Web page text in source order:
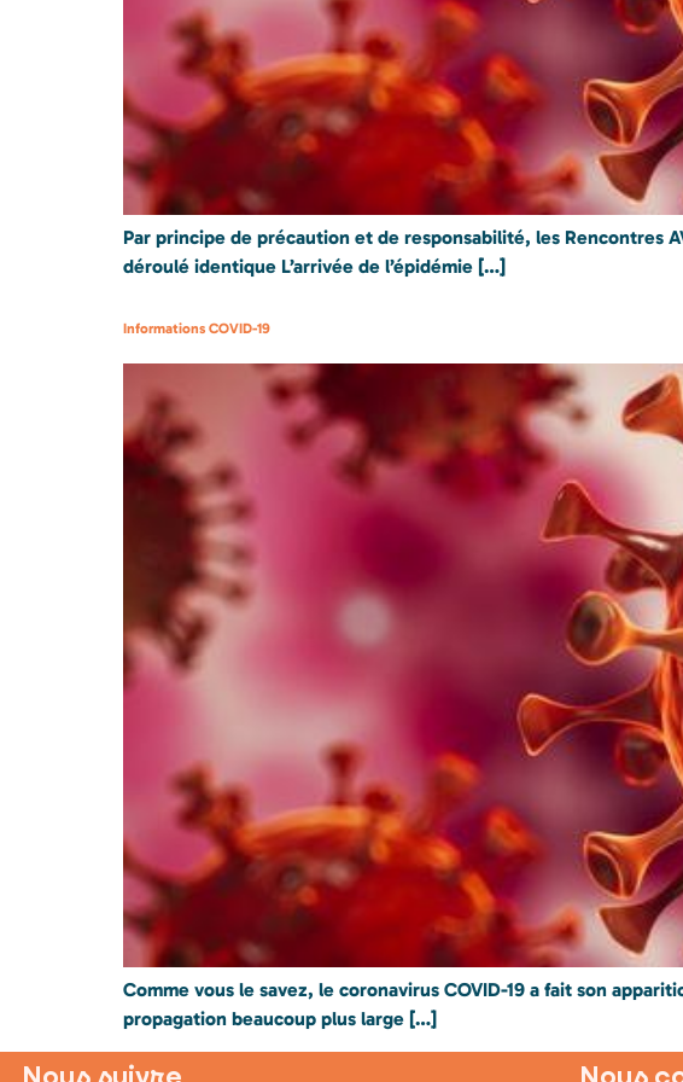
Par principe de précaution et de responsabilité, les Rencontres
déroulé identique L’arrivée de l’épidémie […]
Informations COVID-19
Comme vous le savez, le coronavirus COVID-19 a fait son
propagation beaucoup plus large […]